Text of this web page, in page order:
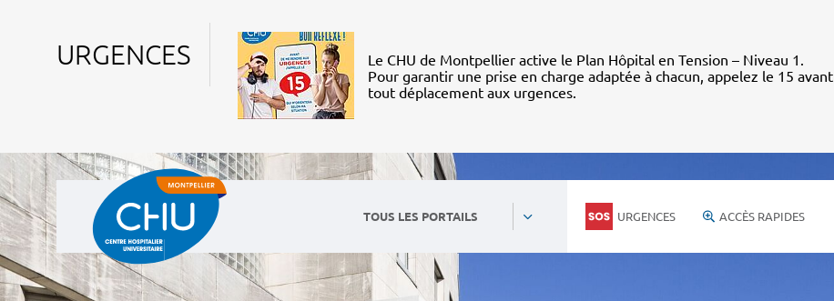
URGENCES
Le CHU de Montpellier active le Plan Hôpital en Tension – Niveau 1.
Pour garantir une prise en charge adaptée à chacun, appelez le 15 avant
tout déplacement aux urgences.
TOUS LES PORTAILS URGENCES ACCÈS RAPIDES